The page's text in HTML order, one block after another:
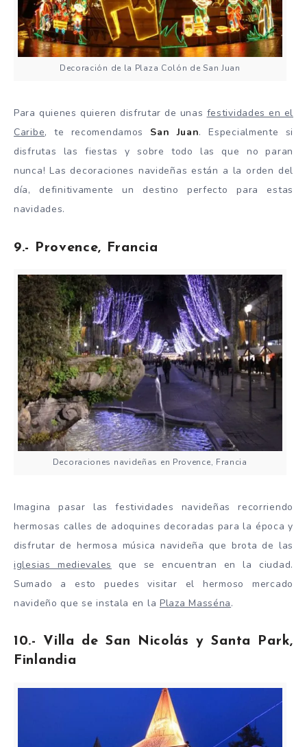
Decoración de la Plaza Colón de San Juan
Para quienes quieren disfrutar de unas festividades en el
Caribe, te recomendamos San Juan. Especialmente si
disfrutas las fiestas y sobre todo las que no paran
nunca! Las decoraciones navideñas están a la orden del
día, definitivamente un destino perfecto para estas
navidades.
9.- Provence, Francia
Decoraciones navideñas en Provence, Francia
Imagina pasar las festividades navideñas recorriendo
hermosas calles de adoquines decoradas para la época y
disfrutar de hermosa música navideña que brota de las
iglesias medievales
que se encuentran en la ciudad.
Sumado a esto puedes visitar el hermoso mercado
navideño que se instala en la Plaza Masséna.
10.- Villa de San Nicolás y Santa Park,
Finlandia